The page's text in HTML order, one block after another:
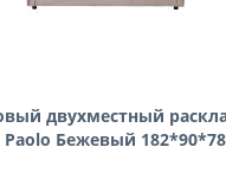
двухместный
Paolo Бежевый